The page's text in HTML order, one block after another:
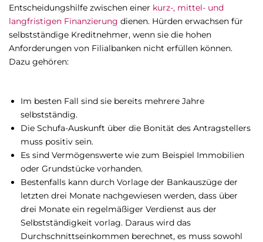
Entscheidungshilfe zwischen einer kurz-, mittel- und
langfristigen Finanzierung dienen. Hürden erwachsen für
selbstständige Kreditnehmer, wenn sie die hohen
Anforderungen von Filialbanken nicht erfüllen können.
Dazu gehören:
Im besten Fall sind sie bereits mehrere Jahre
selbstständig.
Die Schufa-Auskunft über die Bonität des Antragstellers
muss positiv sein.
Es sind Vermögenswerte wie zum Beispiel Immobilien
oder Grundstücke vorhanden.
Bestenfalls kann durch Vorlage der Bankauszüge der
letzten drei Monate nachgewiesen werden, dass über
drei Monate ein regelmäßiger Verdienst aus der
Selbstständigkeit vorlag. Daraus wird das
Durchschnittseinkommen berechnet, es muss sowohl